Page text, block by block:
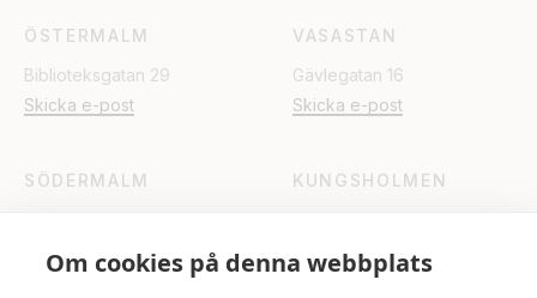
Om cookies på denna webbplats
ÖSTERMALM
Biblioteksgatan 29
Skicka e-post
VASASTAN
Gävlegatan 16
Skicka e-post
SÖDERMALM
KUNGSHOLMEN
Skicka e-post